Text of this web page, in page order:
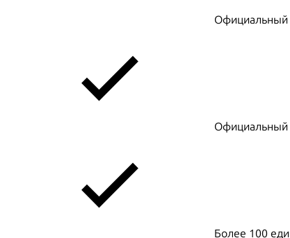
Официальный
Официальный
Более 100